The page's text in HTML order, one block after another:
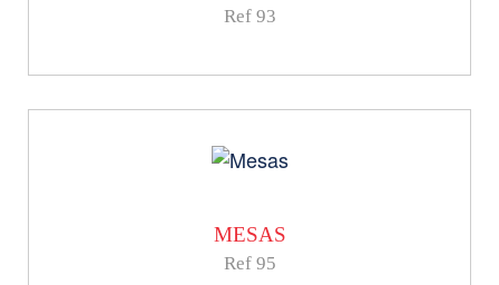
Ref 93
MESAS
Ref 95